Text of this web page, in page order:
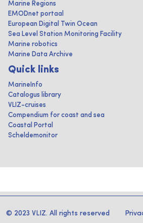
Marine Regions
EMODnet portaal
European Digital Twin Ocean
Sea Level Station Monitoring Facility
Marine robotics
Marine Data Archive
Quick links
MarineInfo
Catalogus library
VLIZ-cruises
Compendium for coast and sea
Coastal Portal
Scheldemonitor
© 2023 VLIZ. All rights reserved